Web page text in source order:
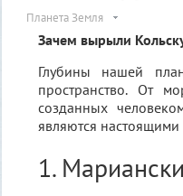
Планета Земля
Зачем вырыли
Глубины нашей
пространство. От
созданных
являются
1.